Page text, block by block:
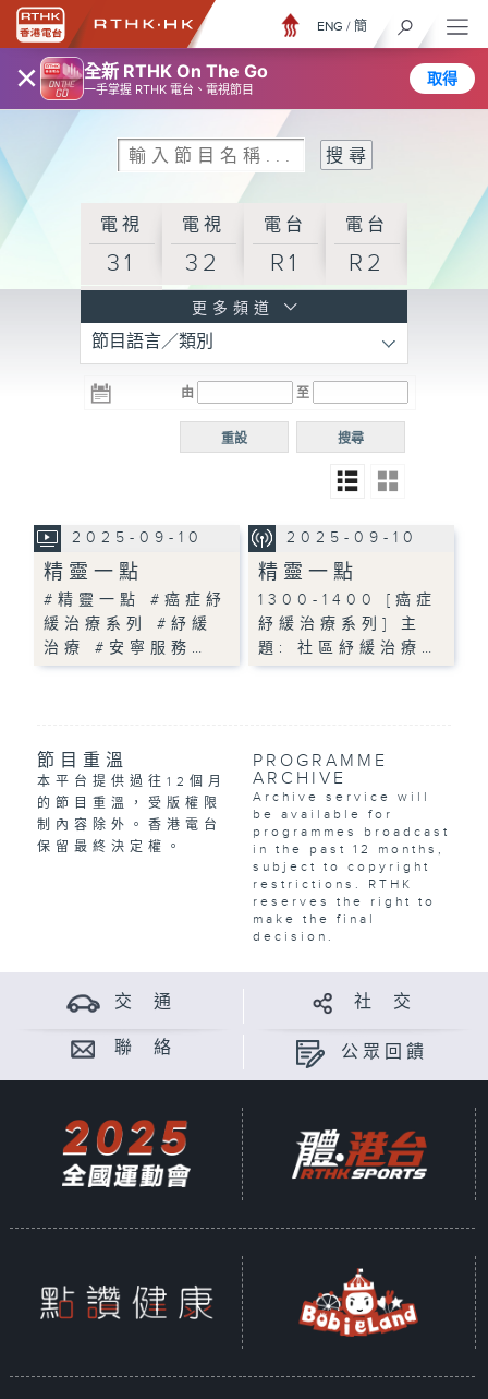
× 全新 RTHK On The Go
一手掌握 RTHK 電台、電視節目
取得
ENG / 簡
電視
31
電視
32
電台
R1
電台
R2
R3
電台 電台
R5
電台
普通
更多頻道
節目語言／類別
由 至
搜尋
重設
2025-09-10
精靈一點
#精靈一點 #癌症紓
緩治療系列 #紓緩
治療 #安寧服務…
2025-09-10
精靈一點
1300-1400 [癌症
紓緩治療系列] 主
題: 社區紓緩治療…
節目重溫
本平台提供過往12個月
的節目重溫，受版權限
制內容除外。香港電台
保留最終決定權。
PROGRAMME
ARCHIVE
Archive service will
be available for
programmes broadcast
in the past 12 months,
subject to copyright
restrictions. RTHK
reserves the right to
make the final
decision.
交 通 社 交
聯 絡 公眾回饋